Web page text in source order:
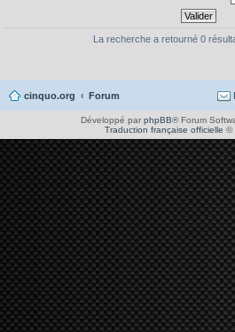
La recherche a retourné 0
cinquo.org Forum
Développé par phpBB® Forum
Traduction française officielle ©